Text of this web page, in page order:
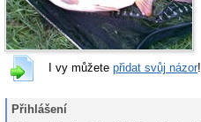
I vy můžete přidat svůj názor!
Přihlášení